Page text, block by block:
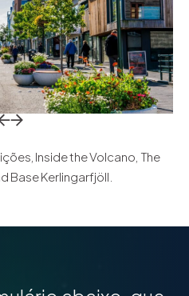
Return to previous slide
Return to previous slide
Inside the Volcano, The
Base Kerlingarfjöll.